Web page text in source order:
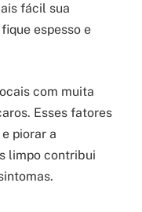
fácil sua
espesso e
com muita
Esses fatores
piorar a
limpo contribui